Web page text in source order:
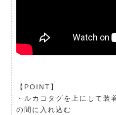
【POINT】
・ルカコタグを上にして装
の間に入れ込む